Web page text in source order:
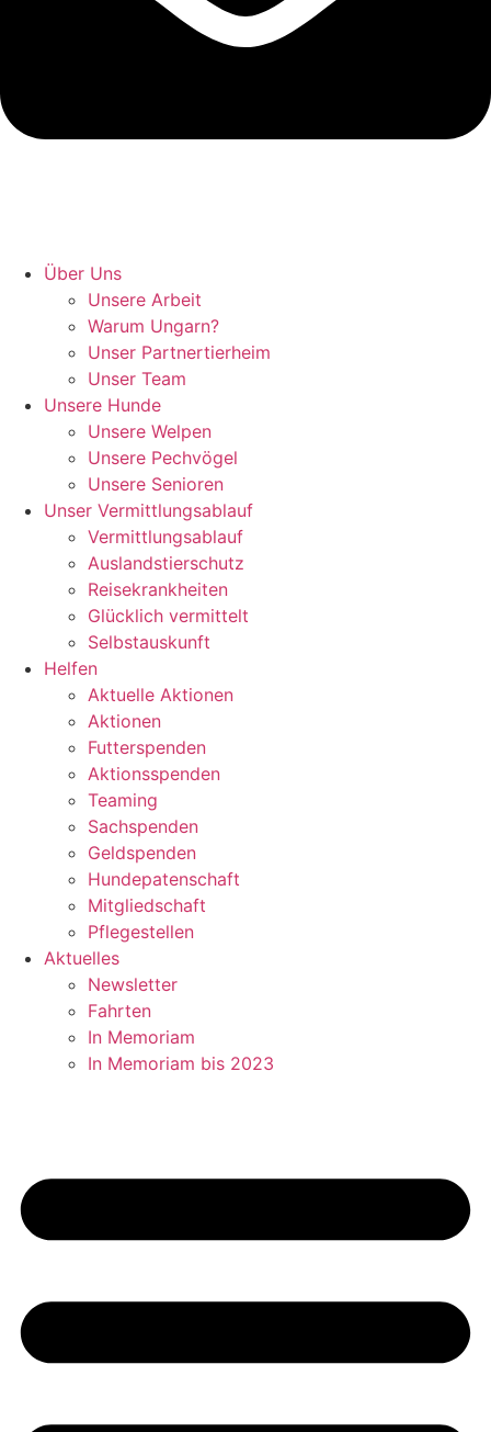
Über Uns
Unsere Arbeit
Warum Ungarn?
Unser Partnertierheim
Unser Team
Unsere Hunde
Unsere Welpen
Unsere Pechvögel
Unsere Senioren
Unser Vermittlungsablauf
Vermittlungsablauf
Auslandstierschutz
Reisekrankheiten
Glücklich vermittelt
Selbstauskunft
Helfen
Aktuelle Aktionen
Aktionen
Futterspenden
Aktionsspenden
Teaming
Sachspenden
Geldspenden
Hundepatenschaft
Mitgliedschaft
Pflegestellen
Aktuelles
Newsletter
Fahrten
In Memoriam
In Memoriam bis 2023